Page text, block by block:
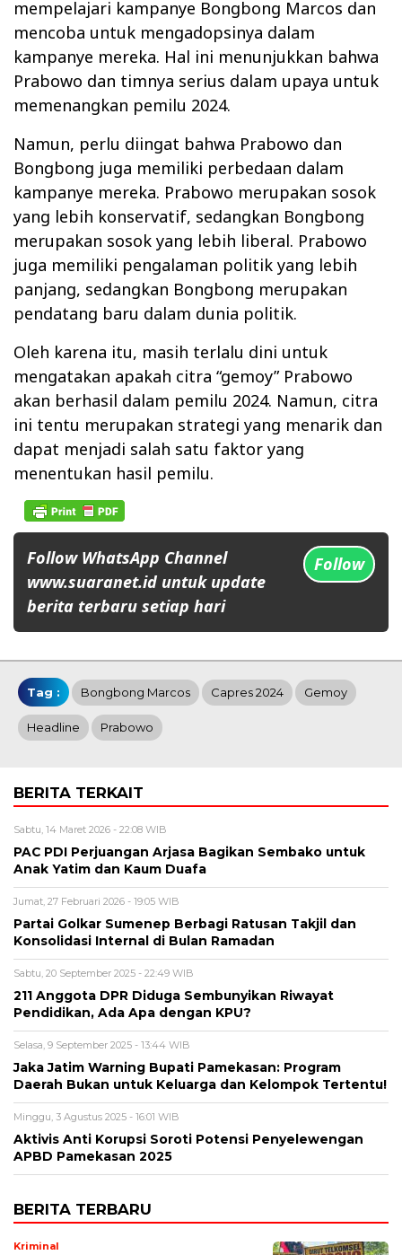
mempelajari kampanye Bongbong Marcos dan
mencoba untuk mengadopsinya dalam
kampanye mereka. Hal ini menunjukkan bahwa
Prabowo dan timnya serius dalam upaya untuk
memenangkan pemilu 2024.
Namun, perlu diingat bahwa Prabowo dan
Bongbong juga memiliki perbedaan dalam
kampanye mereka. Prabowo merupakan sosok
yang lebih konservatif, sedangkan Bongbong
merupakan sosok yang lebih liberal. Prabowo
juga memiliki pengalaman politik yang lebih
panjang, sedangkan Bongbong merupakan
pendatang baru dalam dunia politik.
Oleh karena itu, masih terlalu dini untuk
mengatakan apakah citra “gemoy” Prabowo
akan berhasil dalam pemilu 2024. Namun, citra
ini tentu merupakan strategi yang menarik dan
dapat menjadi salah satu faktor yang
menentukan hasil pemilu.
Follow WhatsApp Channel
www.suaranet.id untuk update
berita terbaru setiap hari
Follow
Tag : Bongbong Marcos Capres 2024 Gemoy
Headline Prabowo
BERITA TERKAIT
Sabtu, 14 Maret 2026 - 22:08 WIB
PAC PDI Perjuangan Arjasa Bagikan Sembako untuk
Anak Yatim dan Kaum Duafa
Jumat, 27 Februari 2026 - 19:05 WIB
Partai Golkar Sumenep Berbagi Ratusan Takjil dan
Konsolidasi Internal di Bulan Ramadan
Sabtu, 20 September 2025 - 22:49 WIB
211 Anggota DPR Diduga Sembunyikan Riwayat
Pendidikan, Ada Apa dengan KPU?
Selasa, 9 September 2025 - 13:44 WIB
Jaka Jatim Warning Bupati Pamekasan: Program
Daerah Bukan untuk Keluarga dan Kelompok Tertentu!
Minggu, 3 Agustus 2025 - 16:01 WIB
Aktivis Anti Korupsi Soroti Potensi Penyelewengan
APBD Pamekasan 2025
BERITA TERBARU
Kriminal